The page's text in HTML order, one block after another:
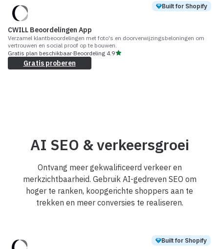
Built for Shopify
CWILL Beoordelingen App
Verzamel klantbeoordelingen met foto's en doorverwijzingsbeloningen om
vertrouwen en social proof op te bouwen.
Gratis plan beschikbaar·Beoordeling 4.9
Gratis proberen
AI SEO & verkeersgroei
Ontvang meer gekwalificeerd verkeer en
merkzichtbaarheid. Gebruik AI-gedreven SEO om
hoger te ranken, koopgerichte shoppers aan te
trekken en meer conversies te realiseren.
Built for Shopify